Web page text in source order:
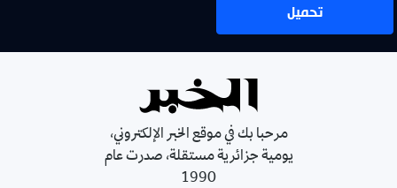
تحميل
مرحبا بك في موقع الخبر الإلكتروني،
يومية جزائرية مستقلة، صدرت عام
1990